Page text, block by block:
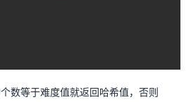
数等于难度值就返回哈希值，否则